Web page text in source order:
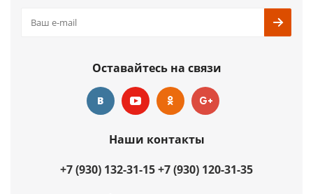
Оставайтесь на связи
Наши контакты
+7 (930) 132-31-15+7 (930) 120-31-35